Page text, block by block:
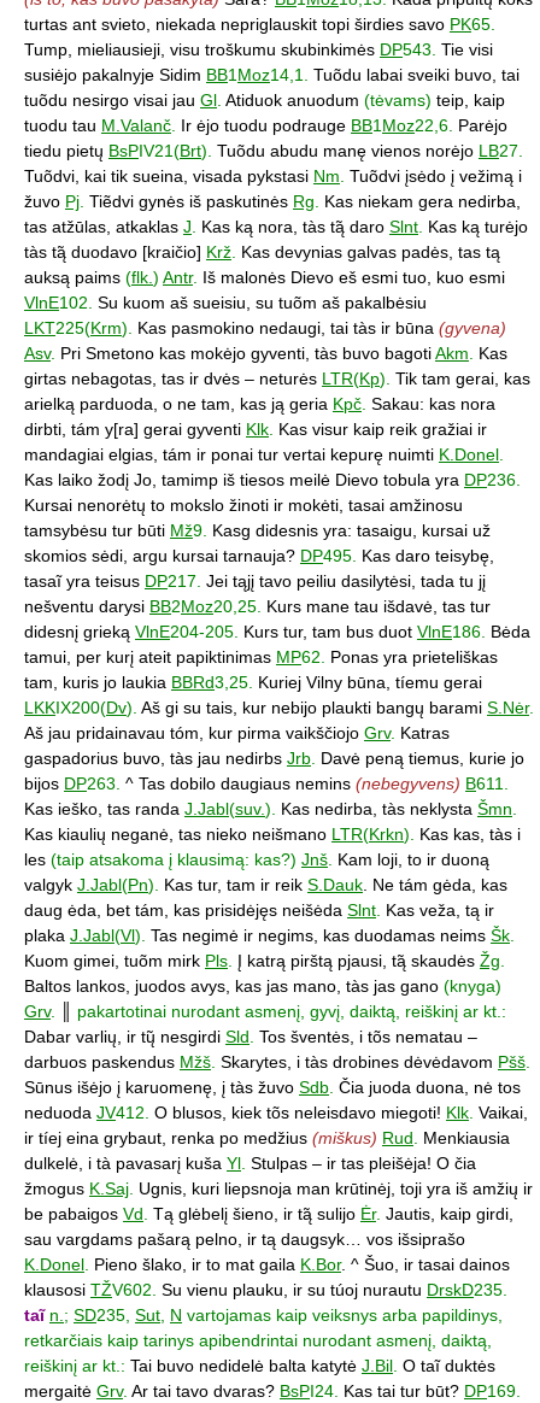
turtas ant svieto, niekada nepriglauskit topi širdies savo PK65.
Tump, mieliausieji, visu troškumu skubinkimės DP543. Tie visi
susiėjo pakalnyje Sidim BB1Moz14,1. Tuõdu labai sveiki buvo, tai
tuõdu nesirgo visai jau Gl. Atiduok anuodum (tėvams) teip, kaip
tuodu tau M.Valanč. Ir ėjo tuodu podrauge BB1Moz22,6. Parėjo
tiedu pietų BsPIV21(Brt). Tuõdu abudu manę vienos norėjo LB27.
Tuõdvi, kai tik sueina, visada pykstasi Nm. Tuõdvi įsėdo į vežimą i
žuvo Pj. Tiẽdvi gynės iš paskutinės Rg. Kas niekam gera nedirba,
tas atžūlas, atkaklas J. Kas ką nora, tàs tą̃ daro Slnt. Kas ką turėjo
tàs tą̃ duodavo [kraičio] Krž. Kas devynias galvas padės, tas tą
auksą paims (flk.) Antr. Iš malonės Dievo eš esmi tuo, kuo esmi
VlnE102. Su kuom aš sueisiu, su tuõm aš pakalbėsiu
LKT225(Krm). Kas pasmokino nedaugi, tai tàs ir būna (gyvena)
Asv. Pri Smetono kas mokėjo gyventi, tàs buvo bagotiAkm. Kas
girtas nebagotas, tas ir dvės – neturės LTR(Kp). Tik tam gerai, kas
arielką parduoda, o ne tam, kas ją geria Kpč. Sakau: kas nora
dirbti, tám y[ra] gerai gyventi Klk. Kas visur kaip reik gražiai ir
mandagiai elgias, tám ir ponai tur vertai kepurę nuimti K.Donel.
Kas laiko žodį Jo, tamimp iš tiesos meilė Dievo tobula yra DP236.
Kursai nenorėtų to mokslo žinoti ir mokėti, tasai amžinosu
tamsybėsu tur būti Mž9. Kasg didesnis yra: tasaigu, kursai už
skomios sėdi, argu kursai tarnauja? DP495. Kas daro teisybę,
tasaĩ yra teisus DP217. Jei tąjį tavo peiliu dasilytėsi, tada tu jį
nešventu darysi BB2Moz20,25. Kurs mane tau išdavė, tas tur
didesnį grieką VlnE204-205. Kurs tur, tam bus duot VlnE186. Bėda
tamui, per kurį ateit papiktinimas MP62. Ponas yra prieteliškas
tam, kuris jo laukia BBRd3,25. Kuriej Vilny būna, tíemu gerai
LKKIX200(Dv). Aš gi su tais, kur nebijo plaukti bangų barami S.Nėr.
Aš jau pridainavau tóm, kur pirma vaikščiojo Grv. Katras
gaspadorius buvo, tàs jau nedirbs Jrb. Davė peną tiemus, kurie jo
bijos DP263. ^ Tas dobilo daugiaus nemins (nebegyvens) B611.
Kas ieško, tas randa J.Jabl(suv.). Kas nedirba, tàs neklysta Šmn.
Kas kiaulių neganė, tas nieko neišmano LTR(Krkn). Kas kas, tàs i
les (taip atsakoma į klausimą: kas?) Jnš. Kam loji, to ir duoną
valgyk J.Jabl(Pn). Kas tur, tam ir reik S.Dauk. Ne tám gėda, kas
daug ėda, bet tám, kas prisidėjęs neišėda Slnt. Kas veža, tą ir
plaka J.Jabl(Vl). Tas negimė ir negims, kas duodamas neims Šk.
Kuom gimei, tuõm mirk Pls. Į katrą pirštą pjausi, tą̃ skaudės Žg.
Baltos lankos, juodos avys, kas jas mano, tàs jas gano (knyga)
Grv.
pakartotinai nurodant asmenį, gyvį, daiktą, reiškinį ar kt.:
Dabar varlių, ir tų̃ nesgirdi Sld. Tos šventės, i tõs nematau –
darbuos paskendus Mžš. Skarytes, i tàs drobines dėvėdavom Pšš.
Sūnus išėjo į karuomenę, į tàs žuvo Sdb. Čia juoda duona, nė tos
neduoda JV412. O blusos, kiek tõs neleisdavo miegoti! Klk. Vaikai,
ir tíej eina grybaut, renka po medžius (miškus) Rud. Menkiausia
dulkelė, i tà pavasarį kuša Yl. Stulpas – ir tas pleišėja! O čia
žmogus K.Saj. Ugnis, kuri liepsnoja man krūtinėj, toji yra iš amžių ir
be pabaigos Vd. Tą glėbelį šieno, ir tą̃ sulijo Ėr. Jautis, kaip girdi,
sau vargdams pašarą pelno, ir tą daugsyk… vos išsiprašo
K.Donel. Pieno šlako, ir to mat gaila K.Bor. ^ Šuo, ir tasai dainos
klausosi TŽV602. Su vienu plauku, ir su túoj nurautu DrskD235.
taĩ n.; SD235, Sut, N vartojamas kaip veiksnys arba papildinys,
retkarčiais kaip tarinys apibendrintai nurodant asmenį, daiktą,
reiškinį ar kt.: Tai buvo nedidelė balta katytė J.Bil. O taĩ duktės
mergaitė Grv. Ar tai tavo dvaras? BsPI24. Kas tai tur būt? DP169.